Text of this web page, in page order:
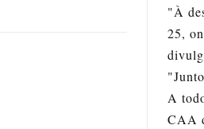
"À
25,
A
CAA